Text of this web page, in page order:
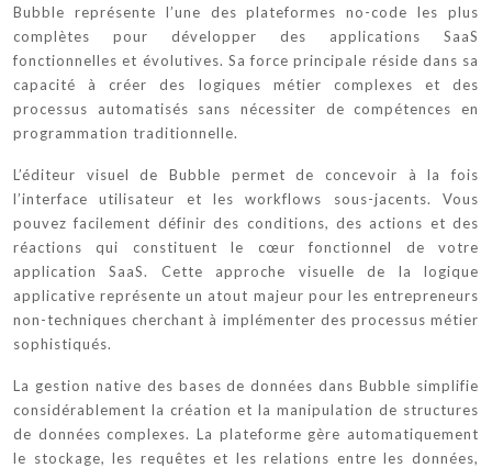
Bubble représente l’une des plateformes no-code les plus
complètes pour développer des applications SaaS
fonctionnelles et évolutives. Sa force principale réside dans sa
capacité à créer des logiques métier complexes et des
processus automatisés sans nécessiter de compétences en
programmation traditionnelle.
L’éditeur visuel de Bubble permet de concevoir à la fois
l’interface utilisateur et les workflows sous-jacents. Vous
pouvez facilement définir des conditions, des actions et des
réactions qui constituent le cœur fonctionnel de votre
application SaaS. Cette approche visuelle de la logique
applicative représente un atout majeur pour les entrepreneurs
non-techniques cherchant à implémenter des processus métier
sophistiqués.
La gestion native des bases de données dans Bubble simplifie
considérablement la création et la manipulation de structures
de données complexes. La plateforme gère automatiquement
le stockage, les requêtes et les relations entre les données,